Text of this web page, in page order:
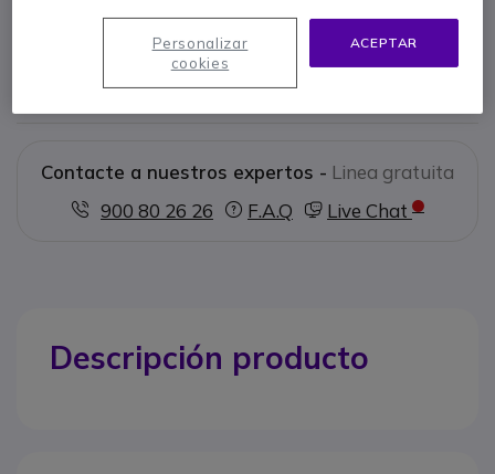
Para satisfacer mejor sus necesidades, le ofrecemos una lista
de productos similares
Ver productos similares
Contacte a nuestros expertos - Linea gratuita
900 80 26 26
F.A.Q Live Chat
Descripción producto
ACEPTAR
Personalizar
cookies